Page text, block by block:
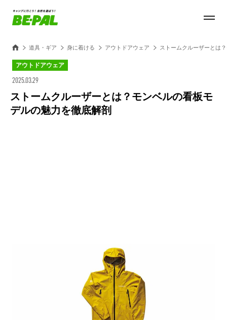
道具・ギア 身に着ける アウトドアウェア ストームクルーザーとは
アウトドアウェア
2025.03.29
ストームクルーザーとは？モンベルの看板モ
デルの魅力を徹底解剖